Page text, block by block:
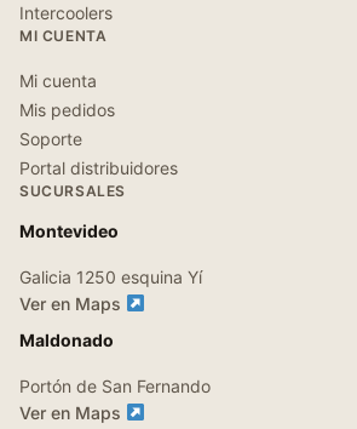
Intercoolers
MI CUENTA
Mi cuenta
Mis pedidos
Soporte
Portal distribuidores
SUCURSALES
Montevideo
Galicia 1250 esquina Yí
Ver en Maps
Maldonado
Portón de San Fernando
Ver en Maps